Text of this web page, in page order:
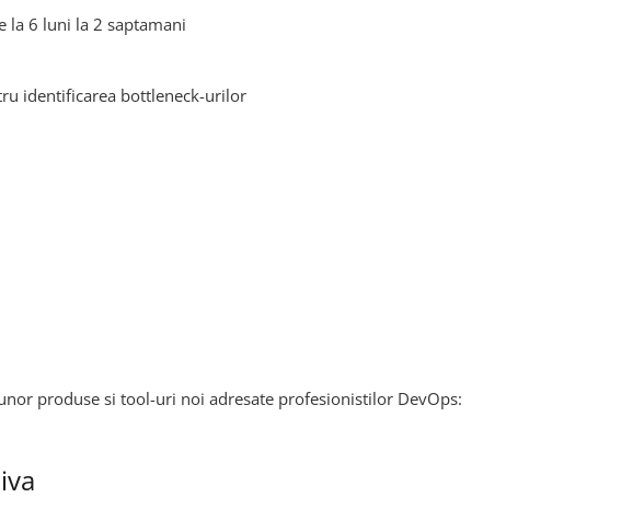
la 6 luni la 2 saptamani
identificarea bottleneck-urilor
produse si tool-uri noi adresate profesionistilor DevOps: